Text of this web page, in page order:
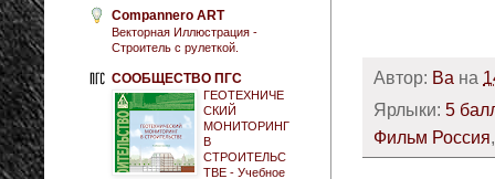
Автор: Ba на
Ярлыки: 5
Фильм Россия
Compannero ART
Векторная Иллюстрация -
Строитель с рулеткой.
СООБЩЕСТВО ПГС
ГЕОТЕХНИЧЕ
СКИЙ
МОНИТОРИНГ
В
СТРОИТЕЛЬС
ТВЕ - Учебное